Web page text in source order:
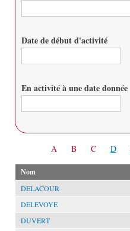
Date de début d'activité
En activité à une date donnée
A B C D
Nom
DELACOUR
DELEVOYE
DUVERT